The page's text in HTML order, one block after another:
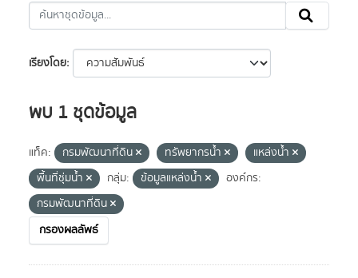
เรียงโดย
พบ 1 ชุดข้อมูล
แท็ค: กรมพัฒนาที่ดิน ทรัพยากรน้ำ
แหล่งน้ำ
พื้นที่ชุ่มน้ำ
กลุ่ม: ข้อมูลแหล่งน้ำ
องค์กร:
กรมพัฒนาที่ดิน
กรองผลลัพธ์